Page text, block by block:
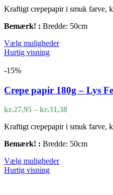
til
Kraftigt crepepapir i smuk farve,
Bemærk! : Bredde: 50cm
Vælg mulighederDette
Mulighederne
kan
vælges
varesiden
Hurtig visning
-15%
Crepe papir 180g – Lys
kr.27,95 – kr.31,38Prisinterval:
til
Kraftigt crepepapir i smuk farve,
Bemærk! : Bredde: 50cm
Vælg mulighederDette
Hurtig visning